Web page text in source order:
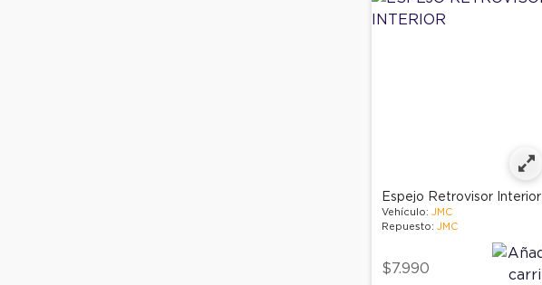
Espejo Retrovisor Interior
Vehículo: JMC
Repuesto: JMC
$7.990